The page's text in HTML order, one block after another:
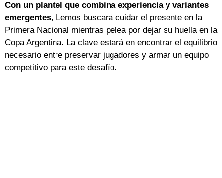
Con un plantel que combina experiencia y variantes
emergentes, Lemos buscará cuidar el presente en la
Primera Nacional mientras pelea por dejar su huella en la
Copa Argentina. La clave estará en encontrar el equilibrio
necesario entre preservar jugadores y armar un equipo
competitivo para este desafío.